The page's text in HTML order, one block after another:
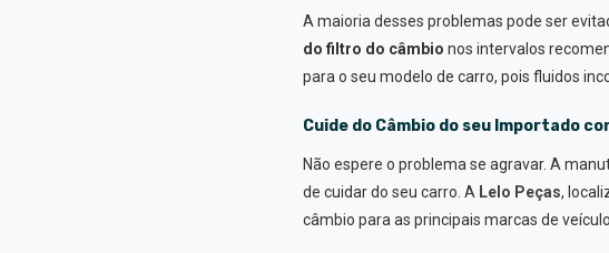
A maioria desses problemas pode ser
do filtro do câmbio nos intervalos
para o seu modelo de carro, pois fluidos
Cuide do Câmbio do seu Importado
Não espere o problema se agravar. A
de cuidar do seu carro. A Lelo Peças,
câmbio para as principais marcas de